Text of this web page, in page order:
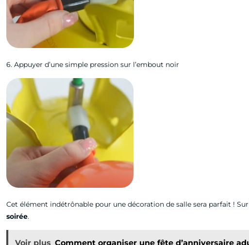
6. Appuyer d’une simple pression sur l’embout noir
Cet élément indétrônable pour une décoration de salle sera parfait ! Sur
soirée.
Voir plus Comment organiser une fête d’anniversaire